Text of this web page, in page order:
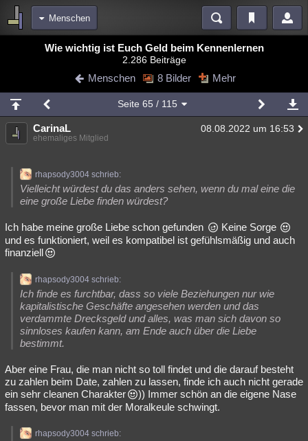
Menschen
Blogs Videos
Chat Wiki Neuigkeiten
meine Rubriken
Menschen Mystery Kriminalfälle
Natur Umfragen Unterhaltung
weitere Rubriken
Philosophie Träume Orte Esoterik Literatur
Astronomie
Musik Clash Verbesserungen
Übersichten
Besucht Teilgenommen Alle Neue Geschlossen
Lesenswert
Wie wichtig ist Euch Geld beim Kennenlernen
2.286 Beiträge
Menschen 8 Bilder Mehr
Seite65 / 115
CarinaL 08.08.2022 um 16:53
ehemaliges Mitglied
rhapsody3004 schrieb:
Vielleicht würdest du das anders sehen, wenn du mal eine die
eine große Liebe finden würdest?
Ich habe meine große Liebe schon gefunden
Keine Sorge
und es funktioniert, weil es kompatibel ist gefühlsmäßig und auch
finanziell
rhapsody3004 schrieb:
Ich finde es furchtbar, dass so viele Beziehungen nur wie
kapitalistische Geschäfte angesehen werden und das
verdammte Drecksgeld und alles, was man sich davon so
sinnloses kaufen kann, am Ende auch über die Liebe
bestimmt.
Aber eine Frau, die man nicht so toll findet und die darauf besteht
zu zahlen beim Date, zahlen zu lassen, finde ich auch nicht gerade
ein sehr cleanen Charakter
)) Immer schön an die eigene Nase
fassen, bevor man mit der Moralkeule schwingt.
rhapsody3004 schrieb: